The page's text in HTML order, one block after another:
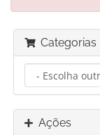
Categorias
Ações